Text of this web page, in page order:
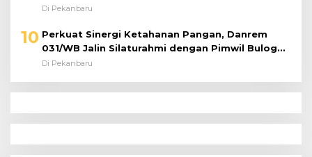
Di Pekanbaru
10 Perkuat Sinergi Ketahanan Pangan, Danrem
031/WB Jalin Silaturahmi dengan Pimwil Bulog
Riau dan Kepri
Di Pekanbaru